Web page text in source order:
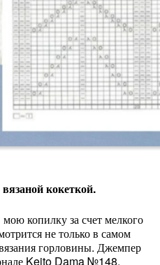
кокеткой.
копилку за счет мелкого
не только в самом
горловины. Джемпер
Keito Dama №148.